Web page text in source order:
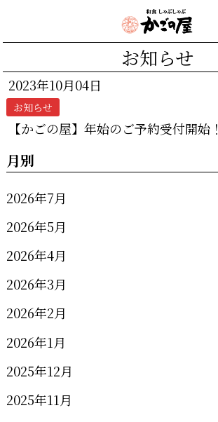
お知らせ
2023年10月04日
お知らせ
【かごの屋】年始のご予約受付開始！
月別
2026年7月
2026年5月
2026年4月
2026年3月
2026年2月
2026年1月
2025年12月
2025年11月